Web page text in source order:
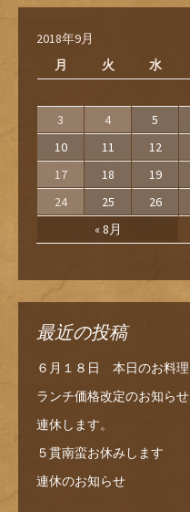
2018年9月
月
火 水
« 8月
3
4 5
10
11 12
17
18 19
24
25 26
最近の投稿
６月１８日 本日のお料理
ランチ価格改定のお知らせ
連休します。
５貫南蛮お休みします
連休のお知らせ